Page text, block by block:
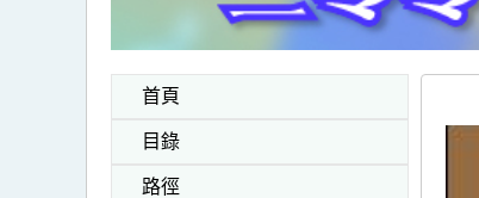
首頁
目錄
路徑